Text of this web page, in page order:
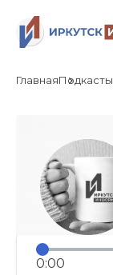
ГлавнаяПодкасты
0:00